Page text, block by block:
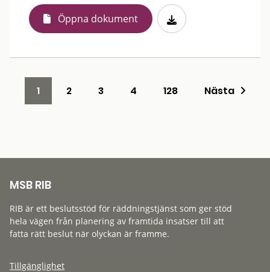
Öppna dokument
1 2 3 4 128 Nästa
MSB RIB
RIB är ett beslutsstöd för räddningstjänst som ger stöd
hela vägen från planering av framtida insatser till att
fatta rätt beslut när olyckan är framme.
Tillgänglighet